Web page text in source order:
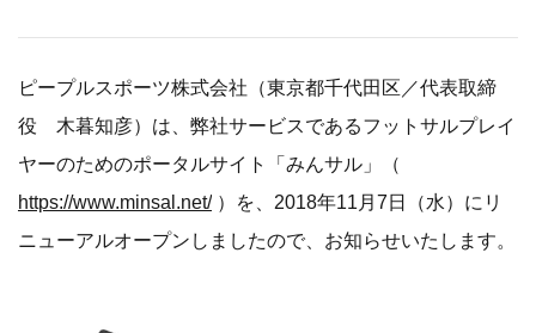
ピープルスポーツ株式会社（東京都千代田区／代表取締
役 木暮知彦）は、弊社サービスであるフットサルプレイ
ヤーのためのポータルサイト「みんサル」（
https://www.minsal.net/ ）を、2018年11月7日（水）にリ
ニューアルオープンしましたので、お知らせいたします。